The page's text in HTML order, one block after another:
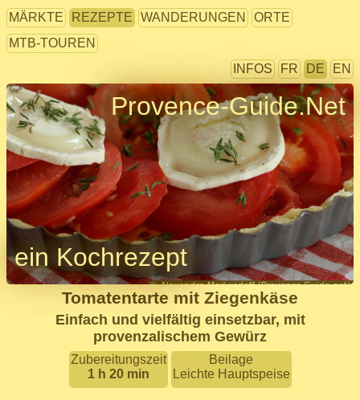
MÄRKTE REZEPTE WANDERUNGEN
ORTE
MTB-TOUREN
INFOS
FR DE EN
Provence-Guide.Net
ein Kochrezept
Tomatentarte mit Ziegenkäse
Einfach und vielfältig einsetzbar, mit
provenzalischem Gewürz
Zubereitungszeit
1 h 20 min
Beilage
Leichte Hauptspeise